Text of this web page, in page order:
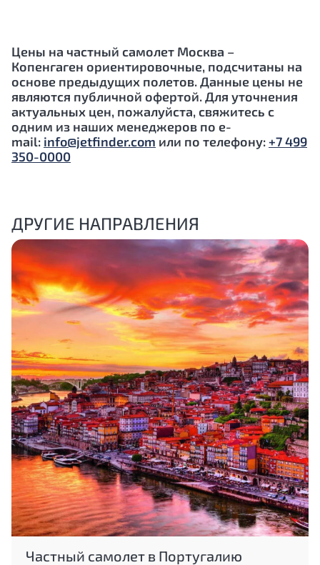
Цены на частный самолет Москва –
Копенгаген ориентировочные, подсчитаны на
основе предыдущих полетов. Данные цены не
являются публичной офертой. Для уточнения
актуальных цен, пожалуйста, свяжитесь с
одним из наших менеджеров по e-
mail: info@jetfinder.com или по телефону:+7 499
350-0000
ДРУГИЕ НАПРАВЛЕНИЯ
Частный самолет в Португалию